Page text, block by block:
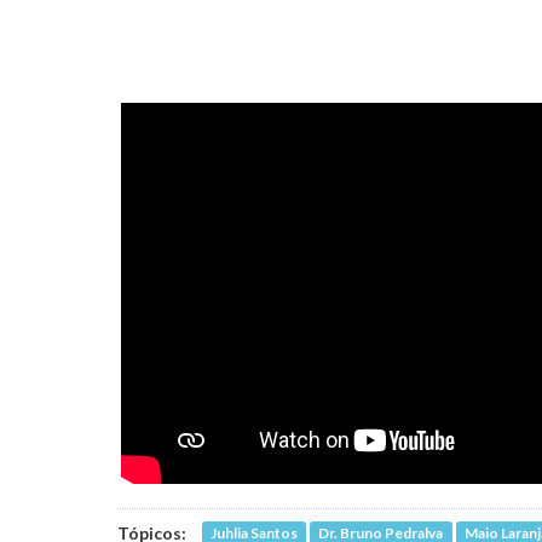
Tópicos: Juhlia Santos Dr. Bruno Pedralva Maio